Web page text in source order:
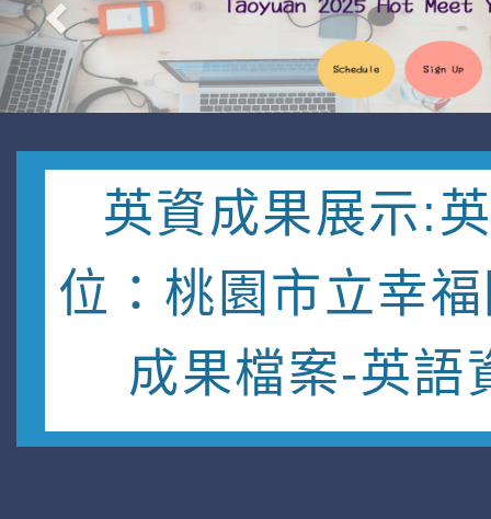
英資成果展示:
位：桃園市立幸
成果檔案-英語